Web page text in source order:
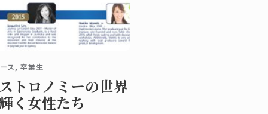
ス, 卒業生
トロノミーの世界
く女性たち